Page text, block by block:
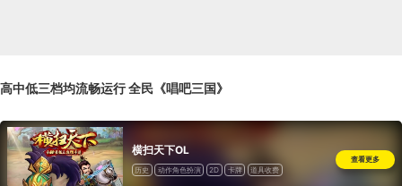
高中低三档均流畅运行 全民《唱吧三国》
横扫天下OL
历史 动作角色扮演 2D 卡牌 道具收费
查看更多